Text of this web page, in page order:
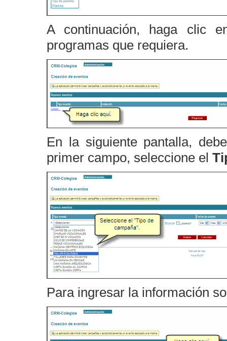
A continuación, haga clic
programas que requiera.
En la siguiente pantalla,
primer campo, seleccione el
Para ingresar la información